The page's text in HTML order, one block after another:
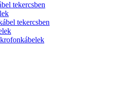
tekercsben
tekercsben